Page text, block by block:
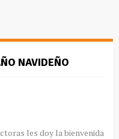
NAVIDEÑO
les doy la bienvenida